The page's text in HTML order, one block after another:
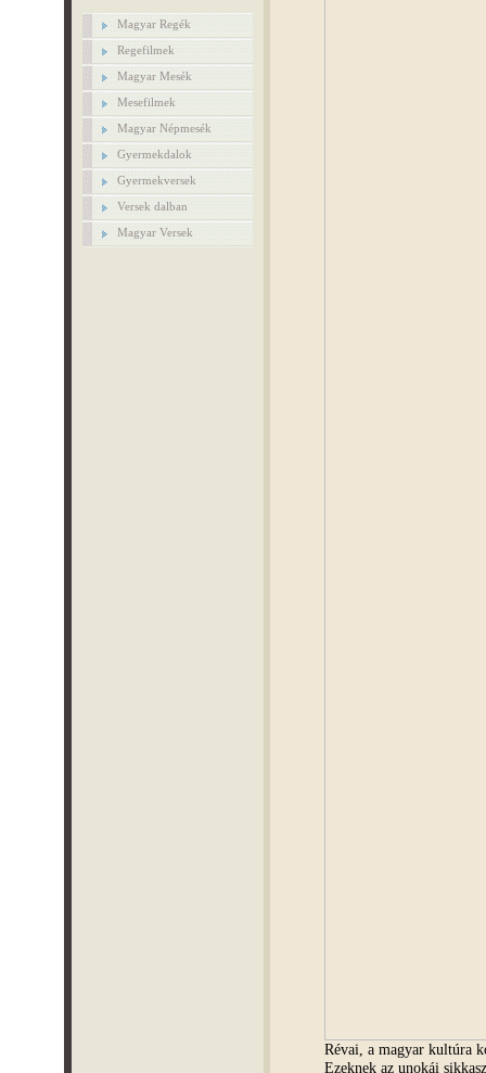
Magyar Regék
Regefilmek
Magyar Mesék
Mesefilmek
Magyar Népmesék
Gyermekdalok
Gyermekversek
Versek dalban
Magyar Versek
Révai, a magyar kultúra
Ezeknek az unokái